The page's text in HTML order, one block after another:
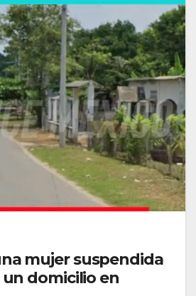
mujer suspendida
domicilio en